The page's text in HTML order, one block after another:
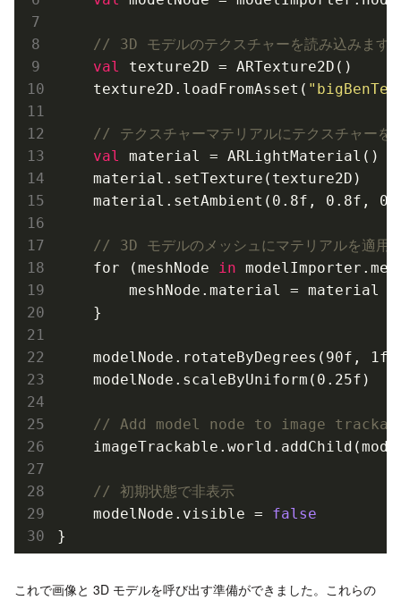
// 3D モデルのテクスチャーを読み込みます
val
texture2D = ARTexture2D()
    texture2D.load
FromAsset(
// テクスチャーマテリアルにテクスチャーを
val
material = ARLightMaterial()
    material.set
Texture( texture2D )
    material.set
Ambient(0.8f, 0.8f,
// 3D モデルのメッシュにマテリアルを適用
    for (meshNode
in
        meshNode.material = material
    }
    modelNode.rotate
ByDegrees(90f,
    modelNode.scale
ByUniform(0.25f)
// Add model node to image
    imageTrackable.world.add
Child(
// 初期状態で非表示
    modelNode.visible =
false
これで画像と 3D モデルを呼び出す準備ができました。これらの